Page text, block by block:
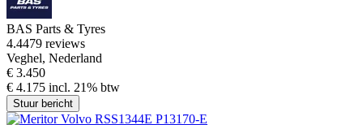
BAS Parts & Tyres
4.4479 reviews
Veghel, Nederland
€ 3.450
€ 4.175 incl. 21% btw
Stuur bericht